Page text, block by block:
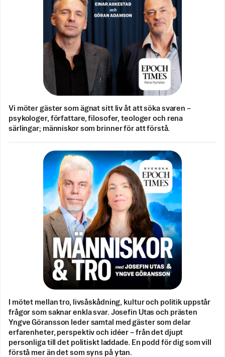
Vi möter gäster som ägnat sitt liv åt att söka svaren –
psykologer, författare, filosofer, teologer och rena
särlingar; människor som brinner för att förstå.
I mötet mellan tro, livsåskådning, kultur och politik uppstår
frågor som saknar enkla svar. Josefin Utas och prästen
Yngve Göransson leder samtal med gäster som delar
erfarenheter, perspektiv och idéer – från det djupt
personliga till det politiskt laddade. En podd för dig som vill
förstå mer än det som syns på ytan.